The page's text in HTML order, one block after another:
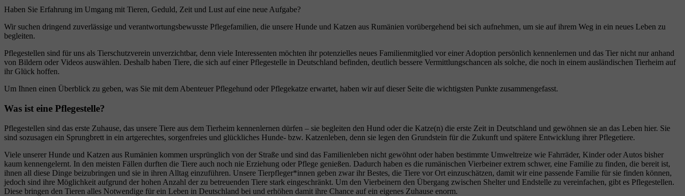
Haben Sie Erfahrung im Umgang mit Tieren, Geduld, Zeit und Lust auf eine neue Aufgabe?
Wir suchen dringend zuverlässige und verantwortungsbewusste Pflegefamilien, die unsere Hunde und Katzen aus Rumänien vorübergehend bei sich aufnehmen, um sie auf ihrem Weg in ein neues Leben zu
begleiten.
Pflegestellen sind für uns als Tierschutzverein unverzichtbar, denn viele Interessenten möchten ihr potenzielles neues Familienmitglied vor einer Adoption persönlich kennenlernen und das Tier nicht nur anhand
von Bildern oder Videos auswählen. Deshalb haben Tiere, die sich auf einer Pflegestelle in Deutschland befinden, deutlich bessere Vermittlungschancen als solche, die noch in einem ausländischen Tierheim auf
ihr Glück hoffen.
Um Ihnen einen Überblick zu geben, was Sie mit dem Abenteuer Pflegehund oder Pflegekatze erwartet, haben wir auf dieser Seite die wichtigsten Punkte zusammengefasst.
Was ist eine Pflegestelle?
Pflegestellen sind das erste Zuhause, das unsere Tiere aus dem Tierheim kennenlernen dürfen – sie begleiten den Hund oder die Katze(n) die erste Zeit in Deutschland und gewöhnen sie an das Leben hier. Sie
sind sozusagen ein Sprungbrett in ein artgerechtes, sorgenfreies und glückliches Hunde- bzw. Katzenleben, denn sie legen den Grundstein für die Zukunft und spätere Entwicklung ihrer Pflegetiere.
Viele unserer Hunde und Katzen aus Rumänien kommen ursprünglich von der Straße und sind das Familienleben nicht gewöhnt oder haben bestimmte Umweltreize wie Fahrräder, Kinder oder Autos bisher
kaum kennengelernt. In den meisten Fällen durften die Tiere auch noch nie Erziehung oder Pflege genießen. Dadurch haben es die rumänischen Vierbeiner extrem schwer, eine Familie zu finden, die bereit ist,
ihnen all diese Dinge beizubringen und sie in ihren Alltag einzuführen. Unsere Tierpfleger*innen geben zwar ihr Bestes, die Tiere vor Ort einzuschätzen, damit wir eine passende Familie für sie finden können,
jedoch sind ihre Möglichkeit aufgrund der hohen Anzahl der zu betreuenden Tiere stark eingeschränkt. Um den Vierbeinern den Übergang zwischen Shelter und Endstelle zu vereinfachen, gibt es Pflegestellen.
Diese bringen den Tieren alles Notwendige für ein Leben in Deutschland bei und erhöhen damit ihre Chance auf ein eigenes Zuhause enorm.